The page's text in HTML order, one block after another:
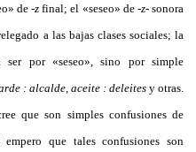
de -z final; el «seseo» de -z- sonora
a las bajas clases sociales; la
ser por «seseo», sino por simple
: alcalde, aceite : deleites y otras.
que son simples confusiones de
que tales confusiones son